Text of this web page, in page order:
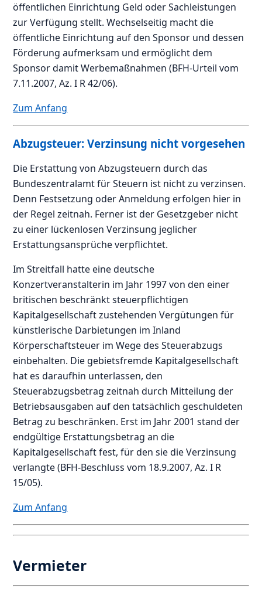
öffentlichen Einrichtung Geld oder Sachleistungen
zur Verfügung stellt. Wechselseitig macht die
öffentliche Einrichtung auf den Sponsor und dessen
Förderung aufmerksam und ermöglicht dem
Sponsor damit Werbemaßnahmen (BFH-Urteil vom
7.11.2007, Az. I R 42/06).
Zum Anfang
Abzugsteuer: Verzinsung nicht vorgesehen
Die Erstattung von Abzugsteuern durch das
Bundeszentralamt für Steuern ist nicht zu verzinsen.
Denn Festsetzung oder Anmeldung erfolgen hier in
der Regel zeitnah. Ferner ist der Gesetzgeber nicht
zu einer lückenlosen Verzinsung jeglicher
Erstattungsansprüche verpflichtet.
Im Streitfall hatte eine deutsche
Konzertveranstalterin im Jahr 1997 von den einer
britischen beschränkt steuerpflichtigen
Kapitalgesellschaft zustehenden Vergütungen für
künstlerische Darbietungen im Inland
Körperschaftsteuer im Wege des Steuerabzugs
einbehalten. Die gebietsfremde Kapitalgesellschaft
hat es daraufhin unterlassen, den
Steuerabzugsbetrag zeitnah durch Mitteilung der
Betriebsausgaben auf den tatsächlich geschuldeten
Betrag zu beschränken. Erst im Jahr 2001 stand der
endgültige Erstattungsbetrag an die
Kapitalgesellschaft fest, für den sie die Verzinsung
verlangte (BFH-Beschluss vom 18.9.2007, Az. I R
15/05).
Zum Anfang
Vermieter